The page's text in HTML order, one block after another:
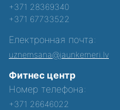
+371 28369340
+371 67733522
Електронная почта:
uznemsana@jaunkemeri.lv
Фитнес центр
Номер телефона:
+371 26646022